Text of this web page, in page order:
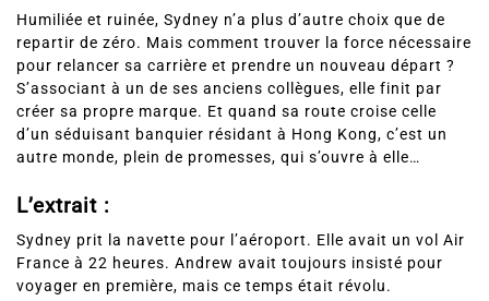
Humiliée et ruinée, Sydney n’a plus d’autre choix que de
repartir de zéro. Mais comment trouver la force nécessaire
pour relancer sa carrière et prendre un nouveau départ ?
S’associant à un de ses anciens collègues, elle finit par
créer sa propre marque. Et quand sa route croise celle
d’un séduisant banquier résidant à Hong Kong, c’est un
autre monde, plein de promesses, qui s’ouvre à elle…
L’extrait :
Sydney prit la navette pour l’aéroport. Elle avait un vol Air
France à 22 heures. Andrew avait toujours insisté pour
voyager en première, mais ce temps était révolu.